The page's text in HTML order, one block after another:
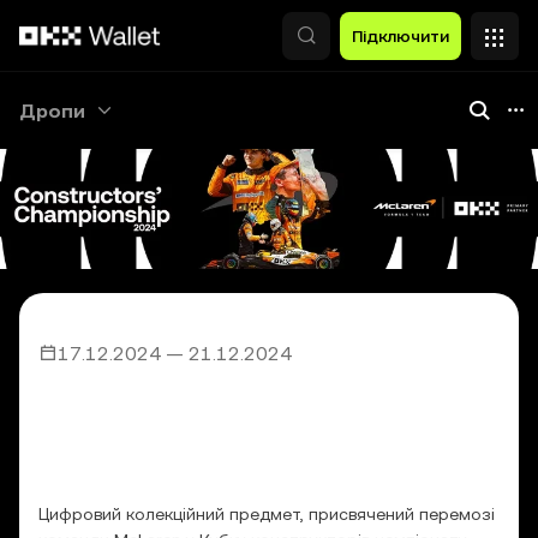
Підключити
Дропи
17.12.2024 — 21.12.2024
Цифровий колекційний предмет, присвячений перемозі